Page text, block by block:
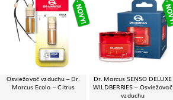
Osviežovač vzduchu – Dr.
Marcus Ecolo – Citrus
Dr. Marcus SENSO DELUXE
WILDBERRIES – Osviežovač
vzduchu